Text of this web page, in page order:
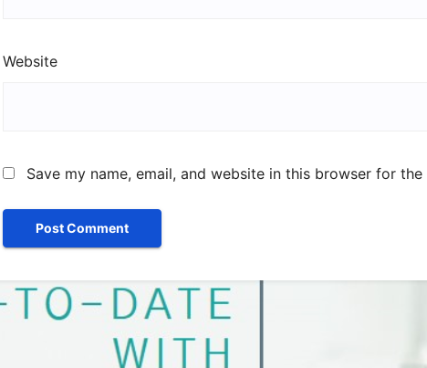
Website
Save my name, email, and website in this browser for